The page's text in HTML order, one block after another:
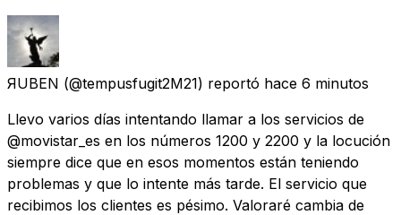
ЯUBEN (@tempusfugit2M21) reportó hace 6 minutos
Llevo varios días intentando llamar a los servicios de
@movistar_es en los números 1200 y 2200 y la locución
siempre dice que en esos momentos están teniendo
problemas y que lo intente más tarde. El servicio que
recibimos los clientes es pésimo. Valoraré cambia de